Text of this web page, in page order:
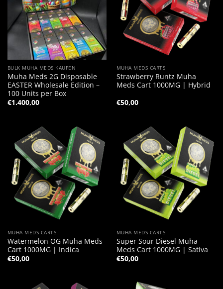
BULK MUHA MEDS KAUFEN
Muha Meds 2G Disposable
EASTER Wholesale Edition –
100 Units per Box
€1.400,00
MUHA MEDS CARTS
Strawberry Runtz Muha
Meds Cart 1000MG | Hybrid
€50,00
MUHA MEDS CARTS
Watermelon OG Muha Meds
Cart 1000MG | Indica
€50,00
MUHA MEDS CARTS
Super Sour Diesel Muha
Meds Cart 1000MG | Sativa
€50,00